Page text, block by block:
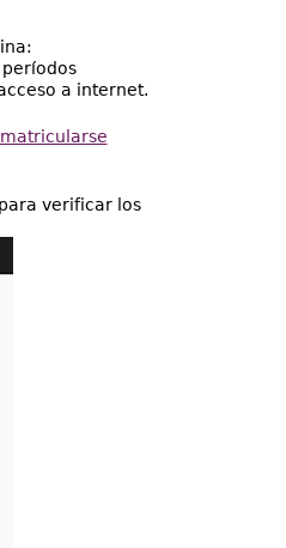
a internet.
verificar los